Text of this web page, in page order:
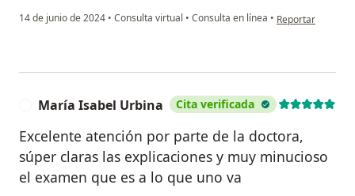
14 de junio de 2024 • Consulta virtual • Consulta en línea • en opinión del
Reportar
María Isabel Urbina Cita verificada
Excelente atención por parte de la doctora,
súper claras las explicaciones y muy minucioso
el examen que es a lo que uno va